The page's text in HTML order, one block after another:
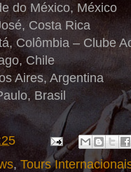
do México, México
Costa Rica
Colômbia – Clube
Chile
Aires, Argentina
Brasil
,Tours